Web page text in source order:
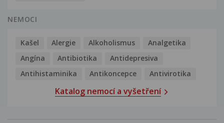
NEMOCI
Kašel Alergie Alkoholismus
Analgetika
Angína
Antibiotika
Antidepresiva
Antihistaminika
Antikoncepce Antivirotika
Katalog nemocí a vyšetření